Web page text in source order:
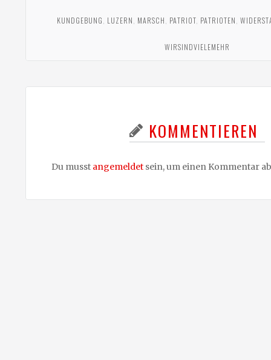
KUNDGEBUNG LUZERN MARSCH PATRIOT, PATRIOTEN
WIRSINDVIELEMEHR
KOMMENTIEREN
Du musst angemeldet sein, um einen Kommentar